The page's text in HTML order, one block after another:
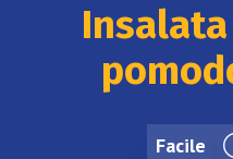
Facile